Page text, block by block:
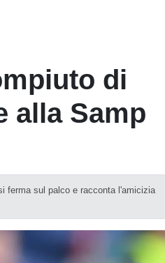
di
alla Samp
ferma sul palco e racconta l'amicizia